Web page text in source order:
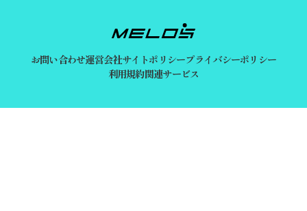
お問い合わせ運営会社サイトポリシープライバシーポリシー
利用規約関連サービス